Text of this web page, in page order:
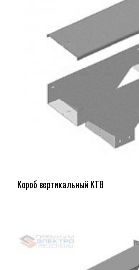
Короб вертикальный КТВ